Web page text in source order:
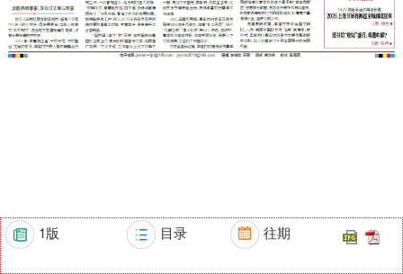
1版 目录 往期